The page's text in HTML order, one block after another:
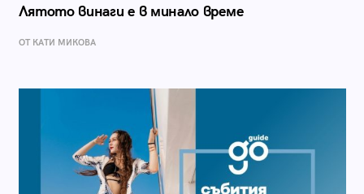
Лятото винаги е в минало време
ОТ КАТИ МИКОВА